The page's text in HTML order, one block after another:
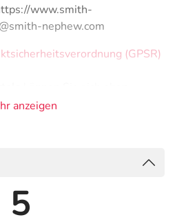
www.smith-
nephew.com
(GPSR)
anzeigen
5